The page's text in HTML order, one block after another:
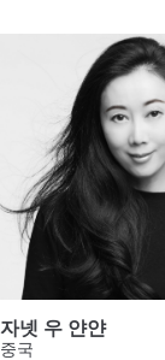
자넷 우 얀얀
중국